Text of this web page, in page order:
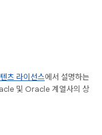
츠 라이선스에서 설명하는
및 Oracle 계열사의 상